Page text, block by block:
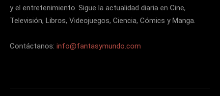
y el entretenimiento. Sigue la actualidad diaria en Cine,
Televisión, Libros, Videojuegos, Ciencia, Cómics y Manga.
Contáctanos: info@fantasymundo.com